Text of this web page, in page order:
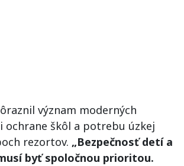
význam moderných
ochrane škôl a potrebu úzkej
rezortov. „Bezpečnosť detí a
byť spoločnou prioritou.